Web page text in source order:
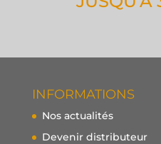
INFORMATIONS
Nos actualités
Devenir distributeur